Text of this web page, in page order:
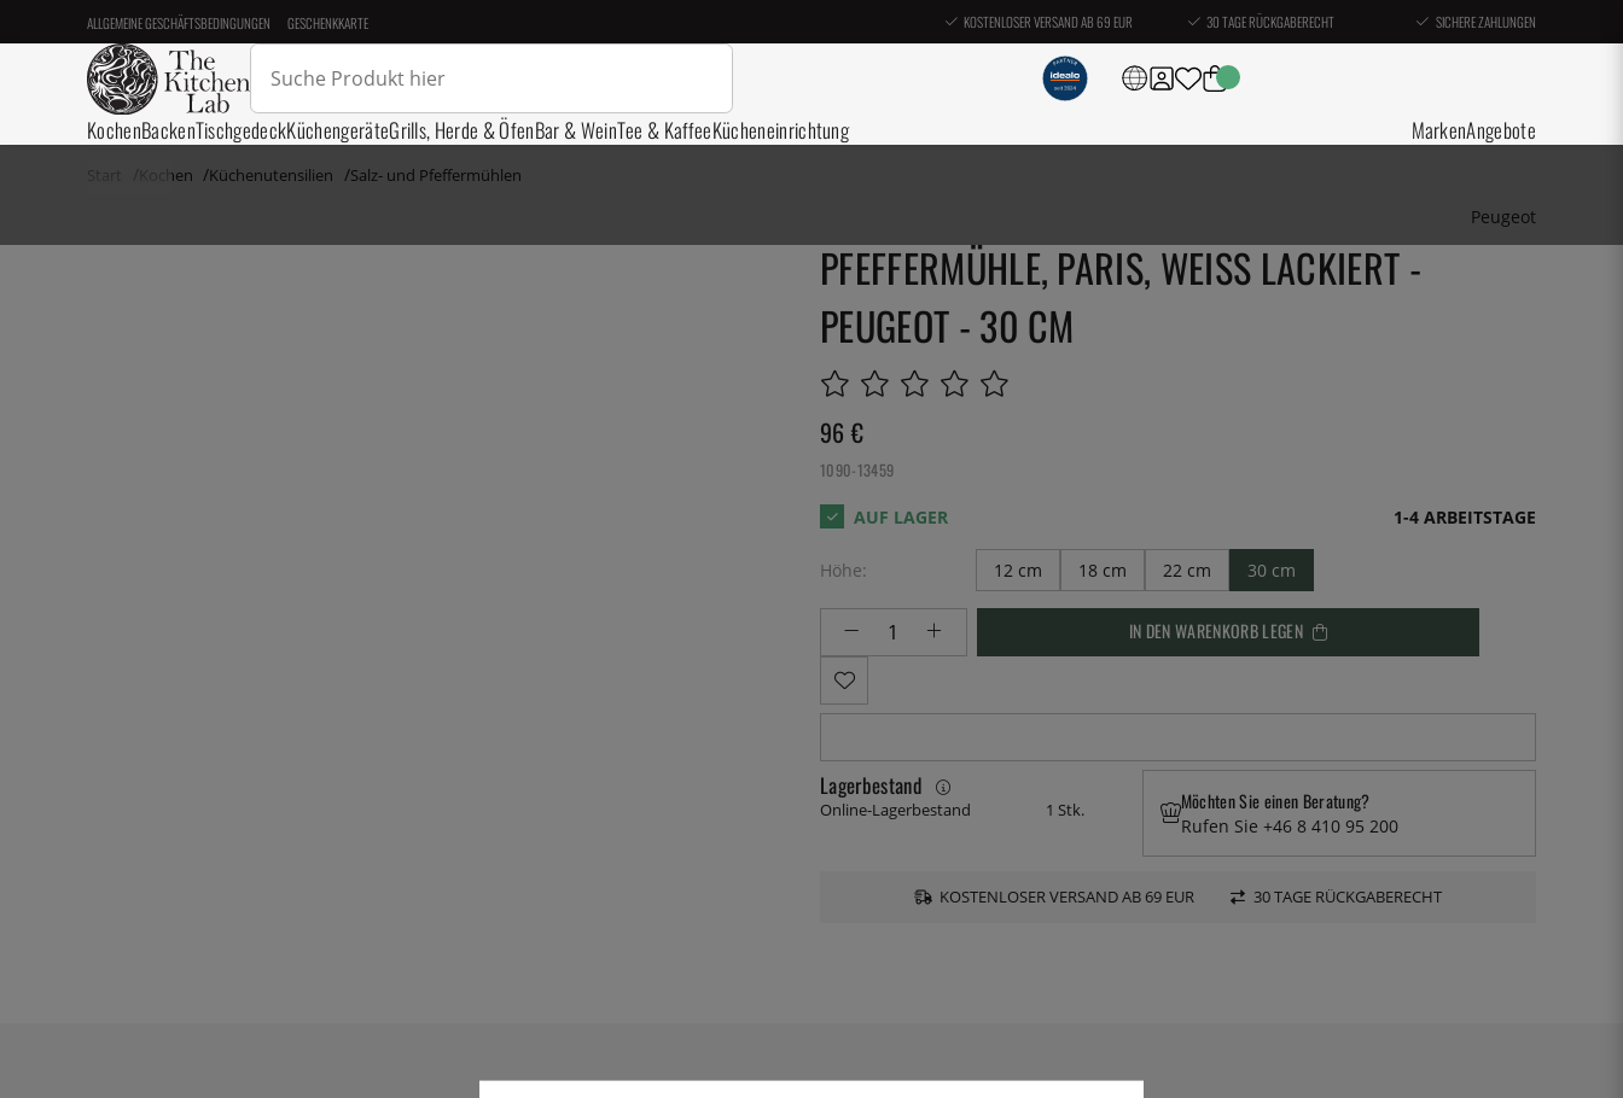
ALLGEMEINE GESCHÄFTSBEDINGUNGEN GESCHENKKARTE KOSTENLOSER VERSAND AB 69 EUR 30 TAGE RÜCKGABERECHT SICHERE ZAHLUNGEN
KochenBackenTischgedeckKüchengeräteGrills, Herde & ÖfenBar & WeinTee & KaffeeKücheneinrichtung MarkenAngebote
Start Kochen Küchenutensilien Salz- und Pfeffermühlen
Peugeot
PFEFFERMÜHLE, PARIS, WEISS LACKIERT - P
EUGEOT - 30 CM
96 €
1090-13459
1-4 ARBEITSTAGE
Höhe: 12 cm 18 cm 22 cm 30 cm
IN DEN WARENKORB LEGEN
Lagerbestand
Online-Lagerbestand 1 Stk. Möchten Sie einen Beratung?
Rufen Sie +46 8 410 95 200
KOSTENLOSER VERSAND AB 69 EUR 30 TAGE RÜCKGABERECHT